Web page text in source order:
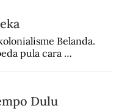
Belanda.
pula cara
Dulu